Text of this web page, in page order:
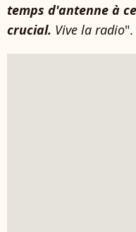
temps d'antenne à
crucial. Vive la radio".